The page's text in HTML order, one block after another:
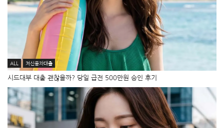
ALL 저신용자대출
시드대부 대출 괜찮을까? 당일 급전 500만원 승인 후기